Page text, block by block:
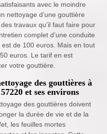
avec le moindre
nettoyage d’une gouttière
travaux qu’il faut faire pour
complet d’une conduite
est de 100 euros. Mais en tout
euros. Le tarif en est
votre gouttière.
des gouttières à
et ses environs
des gouttières doivent
la durée de vie et de la
les feuilles mortes